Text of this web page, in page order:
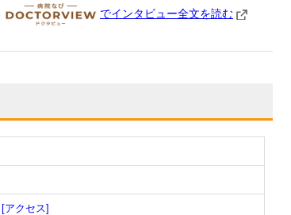
DOCTORVIEW
でインタビュー全文を読む
[アクセス]